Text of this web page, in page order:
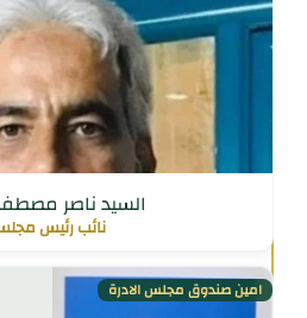
السيد ناصر
نائب رئيس
امين صندوق مجلس الادرة